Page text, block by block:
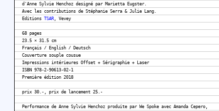
d'Anne Sylvie Henchoz designé par Marietta Eugster.
Avec les contributions de Stéphanie Serra & Julie Lang.
Editions TSAR, Vevey
68 pages
23.5 × 31.5 cm
Français / English / Deutsch
Couverture souple cousue
Impressions intérieures Offset + Sérigraphie + Laser
ISBN 978-2-90613-02-1
Première édition 2018
prix 30.-, prix de lancement 25.-
Performance de Anne Sylvie Henchoz produite par We Spoke avec Amanda Cepero,